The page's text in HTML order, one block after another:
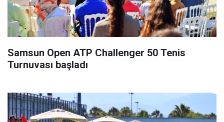
Samsun Open ATP Challenger 50 Tenis
Turnuvası başladı